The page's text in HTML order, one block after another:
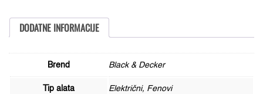
DODATNE INFORMACIJE
Brend Black & Decker
Tip alata Električni, Fenovi